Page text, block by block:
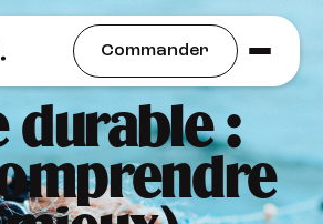
Commander
Durable
durable :